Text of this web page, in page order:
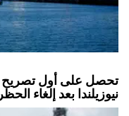
نيوزيلندا بعد إلغاء الحظر